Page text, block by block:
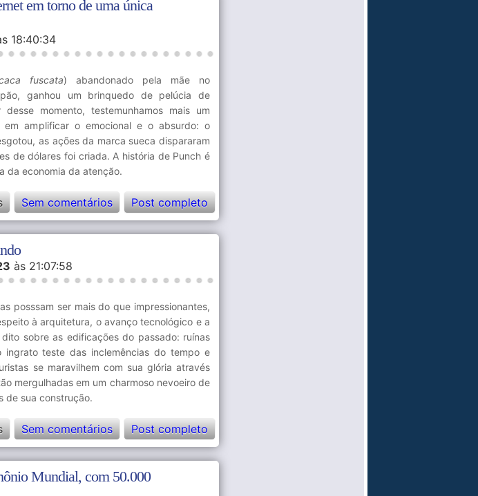
em torno de uma única
18:40:34
fuscata) abandonado pela mãe no
ganhou um brinquedo de pelúcia de
momento, testemunhamos mais um
amplificar o emocional e o absurdo: o
as ações da marca sueca dispararam
de dólares foi criada. A história de Punch é
da economia da atenção.
Post completo
Sem comentários
às 21:07:58
posssam ser mais do que impressionantes,
à arquitetura, o avanço tecnológico e a
sobre as edificações do passado: ruínas
teste das inclemências do tempo e
se maravilhem com sua glória através
mergulhadas em um charmoso nevoeiro de
de sua construção.
Post completo
Sem comentários
Mundial, com 50.000